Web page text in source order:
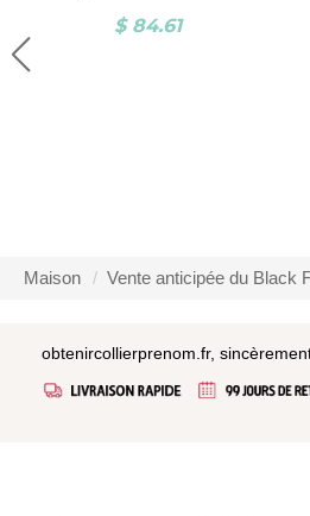
$ 84.61
Maison Vente anticipée du Black
obtenircollierprenom.fr,